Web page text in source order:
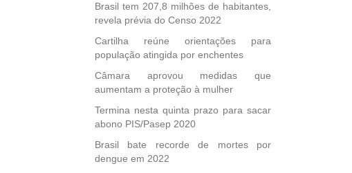
Brasil tem 207,8 milhões de habitantes,
revela prévia do Censo 2022
Cartilha reúne orientações para
população atingida por enchentes
Câmara aprovou medidas que
aumentam a proteção à mulher
Termina nesta quinta prazo para sacar
abono PIS/Pasep 2020
Brasil bate recorde de mortes por
dengue em 2022